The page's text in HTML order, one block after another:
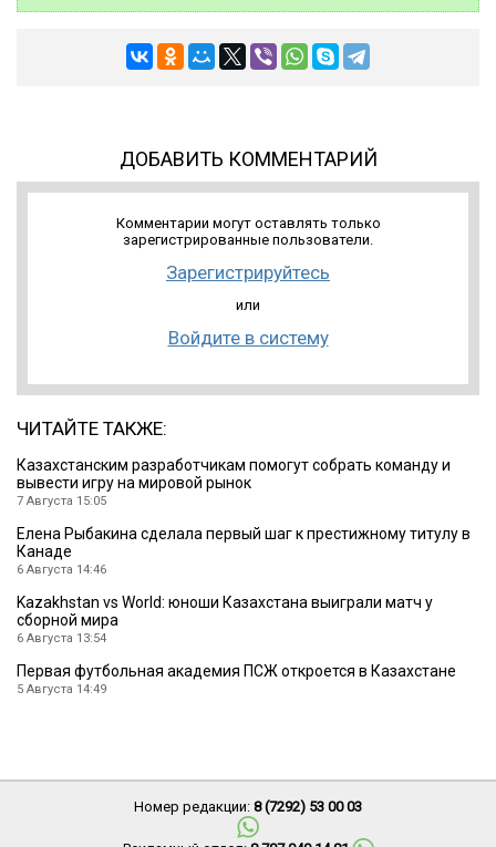
ДОБАВИТЬ КОММЕНТАРИЙ
Комментарии могут оставлять только
зарегистрированные пользователи.
Зарегистрируйтесь
или
Войдите в систему
ЧИТАЙТЕ ТАКЖЕ:
Казахстанским разработчикам помогут собрать команду и
вывести игру на мировой рынок
7 Августа 15:05
Елена Рыбакина сделала первый шаг к престижному титулу в
Канаде
6 Августа 14:46
Kazakhstan vs World: юноши Казахстана выиграли матч у
сборной мира
6 Августа 13:54
Первая футбольная академия ПСЖ откроется в Казахстане
5 Августа 14:49
Номер редакции: 8 (7292) 53 00 03